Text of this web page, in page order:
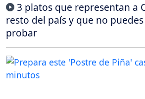
3 platos que representan a
resto del país y que no
probar